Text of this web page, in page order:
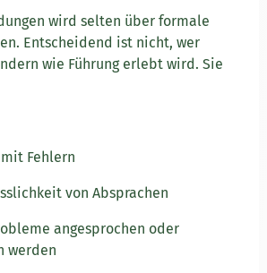
wird selten über formale
Entscheidend ist nicht, wer
wie Führung erlebt wird. Sie
Fehlern
von Absprachen
angesprochen oder
werden